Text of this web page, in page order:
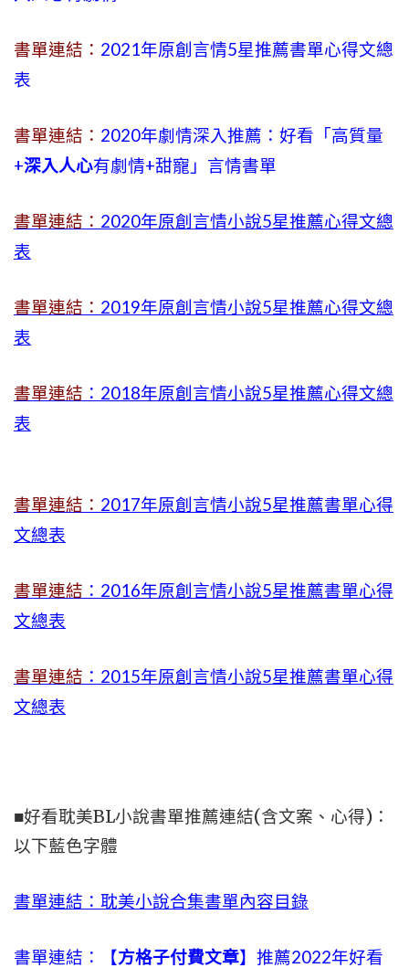
書單連結： 2021年原創言情5星推薦書單心得文總
表
書單連結： 2020年劇情深入推薦：好看「高質量
+深入人心有劇情+甜寵」言情書單
書單連結： 2020年原創言情小說5星推薦心得文總
表
書單連結： 2019年原創言情小說5星推薦心得文總
表
書單連結 ：2018年原創言情小說5星推薦心得文總
表
書單連結： 2017年原創言情小說5星推薦書單心得
文總表
書單連結 ：2016年原創言情小說5星推薦書單心得
文總表
書單連結 ：2015年原創言情小說5星推薦書單心得
文總表
■好看耽美BL小說書單推薦連結(含文案、心得)：
以下藍色字體
書單連結：耽美小說合集書單內容目錄
書單連結：【方格子付費文章】推薦2022年好看